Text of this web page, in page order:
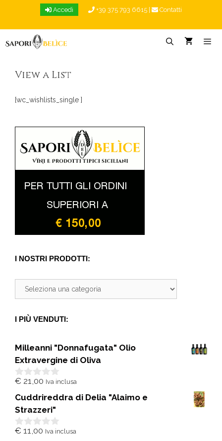
Accedi +39 375 793 6615 Contatti
View a List
[wc_wishlists_single ]
I NOSTRI PRODOTTI:
I PIÙ VENDUTI:
Milleanni "Donnafugata" Olio
Extravergine di Oliva
0
u
5
€ 21,00 Iva inclusa
Cuddrireddra di Delia "Alaimo e
Strazzeri"
0
€ 11,00 Iva inclusa